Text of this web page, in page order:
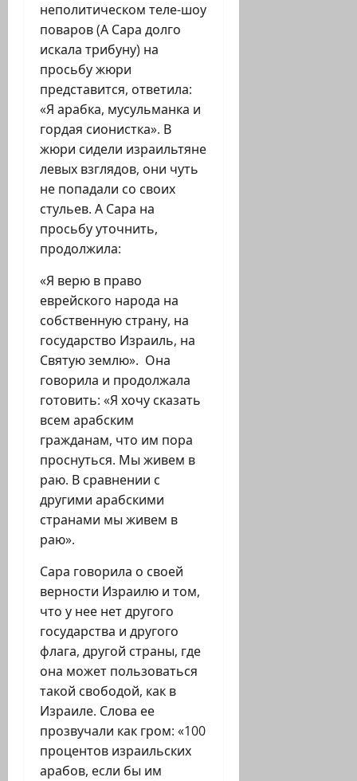
неполитическом теле-шоу
поваров (А Сара долго
искала трибуну) на
просьбу жюри
представится, ответила:
«Я арабка, мусульманка и
гордая сионистка». В
жюри сидели израильтяне
левых взглядов, они чуть
не попадали со своих
стульев. А Сара на
просьбу уточнить,
продолжила:
«Я верю в право
еврейского народа на
собственную страну, на
государство Израиль, на
Святую землю». Она
говорила и продолжала
готовить: «Я хочу сказать
всем арабским
гражданам, что им пора
проснуться. Мы живем в
раю. В сравнении с
другими арабскими
странами мы живем в
раю».
Сара говорила о своей
верности Израилю и том,
что у нее нет другого
государства и другого
флага, другой страны, где
она может пользоваться
такой свободой, как в
Израиле. Слова ее
прозвучали как гром: «100
процентов израильских
арабов, если бы им